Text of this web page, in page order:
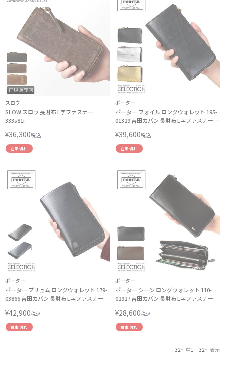
スロウ
SLOW スロウ 長財布 L字ファスナー
333s81i
¥36,300税込
在庫切れ
ポーター
ポーター フォイル ロングウォレット 195-
01329 吉田カバン 長財布 L字ファスナー ゴ
¥39,600税込
在庫切れ
ポーター
ポーター プリュム ロングウォレット 179-
03866 吉田カバン 長財布 L字ファスナー
¥42,900税込
在庫切れ
ポーター
ポーター シーン ロングウォレット 110-
02927 吉田カバン 長財布 L字ファスナー
¥28,600税込
在庫切れ
32件中1 - 32件表示